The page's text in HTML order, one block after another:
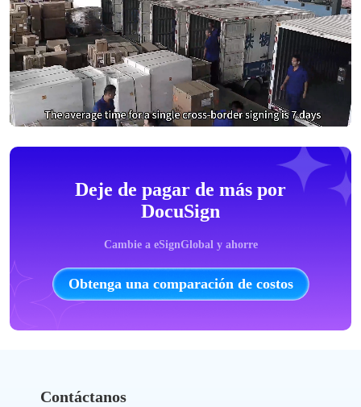
Deje de pagar de más por
DocuSign
Cambie a eSignGlobal y ahorre
Obtenga una comparación de costos
Contáctanos